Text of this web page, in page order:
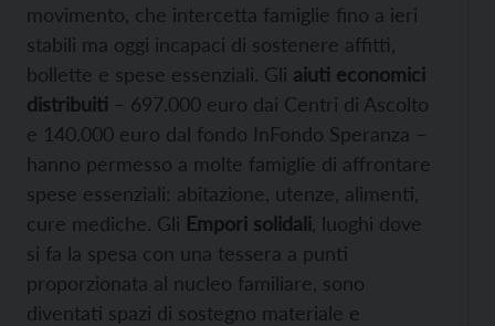
movimento, che intercetta famiglie fino a ieri
stabili ma oggi incapaci di sostenere affitti,
bollette e spese essenziali. Gli aiuti economici
distribuiti – 697.000 euro dai Centri di Ascolto
e 140.000 euro dal fondo InFondo Speranza –
hanno permesso a molte famiglie di affrontare
spese essenziali: abitazione, utenze, alimenti,
cure mediche. Gli Empori solidali , luoghi dove
si fa la spesa con una tessera a punti
proporzionata al nucleo familiare, sono
diventati spazi di sostegno materiale e